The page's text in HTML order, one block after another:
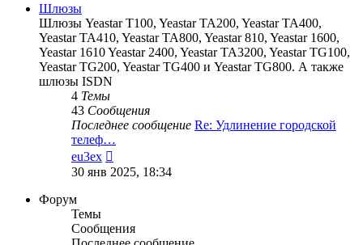
Шлюзы
Шлюзы Yeastar T100, Yeastar TA200, Yeastar TA400,
Yeastar TA410, Yeastar TA800, Yeastar 810, Yeastar 1600,
Yeastar 1610 Yeastar 2400, Yeastar TA3200, Yeastar TG100,
Yeastar TG200, Yeastar TG400 и Yeastar TG800. А также
шлюзы ISDN
4 Темы
43 Сообщения
Последнее сообщение Re: Удлинение городской
телеф…
eu3ex
к
последнему
30 янв 2025, 18:34
Форум
Темы
Сообщения